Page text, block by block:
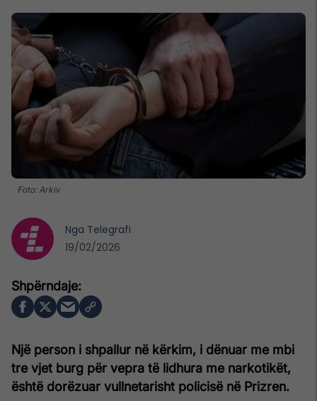
Foto: Arkiv
Një person i shpallur në kërkim, i dënuar me mbi
tre vjet burg për vepra të lidhura me narkotikët,
është dorëzuar vullnetarisht policisë në Prizren.
Nga Telegrafi
19/02/2026